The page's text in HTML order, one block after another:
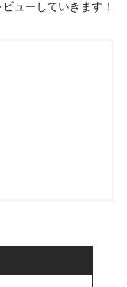
ューしていきます！